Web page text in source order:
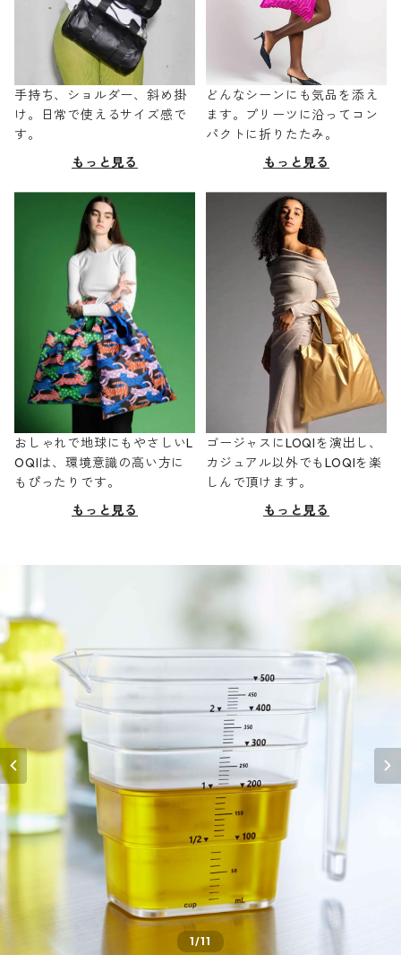
手持ち、ショルダー、斜め掛
け。日常で使えるサイズ感で
す。
もっと見る
どんなシーンにも気品を添え
ます。プリーツに沿ってコン
パクトに折りたたみ。
もっと見る
おしゃれで地球にもやさしいL
OQIは、環境意識の高い方に
もぴったりです。
もっと見る
ゴージャスにLOQIを演出し、
カジュアル以外でもLOQIを楽
しんで頂けます。
もっと見る
1/11